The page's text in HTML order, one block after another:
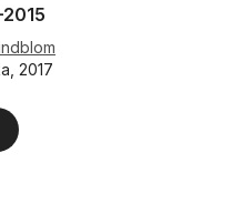
2017